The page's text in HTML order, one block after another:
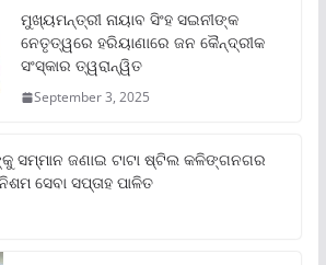
ମୁଖ୍ୟମନ୍ତ୍ରୀ ନାୟାବ ସିଂହ ସଇନୀଙ୍କ
ନେତୃତ୍ୱରେ ହରିୟାଣାରେ ଜନ କୈନ୍ଦ୍ରୀକ
ସଂସ୍କାର ତ୍ୱରାନ୍ୱିତ
September 3, 2025
ସମ୍ମାନ ଜଣାଇ ଟାଟା ଷ୍ଟିଲ କଳିଙ୍ଗନଗର
ସେବା ସପ୍ତାହ ପାଳିତ